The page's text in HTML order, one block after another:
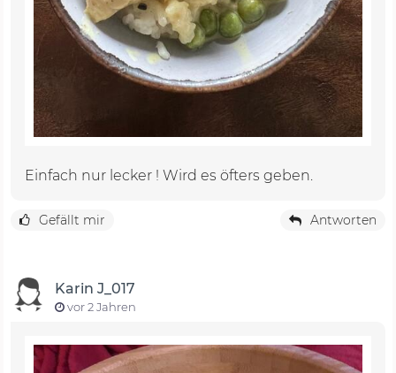
Einfach nur lecker ! Wird es öfters geben.
Gefällt mir Antworten
Karin J_017
vor 2 Jahren